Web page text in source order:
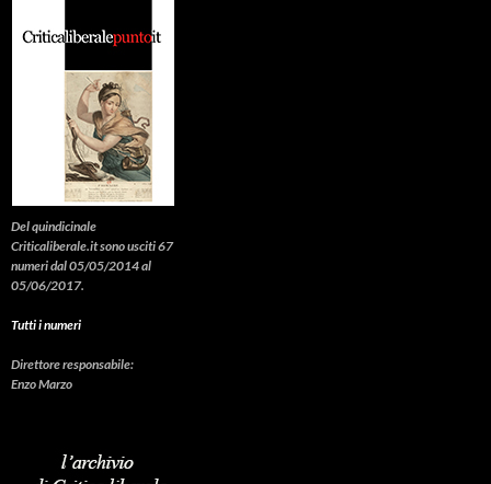
Del quindicinale
Criticaliberale.it sono usciti 67
numeri dal 05/05/2014 al
05/06/2017.
Tutti i numeri
Direttore responsabile:
Enzo Marzo